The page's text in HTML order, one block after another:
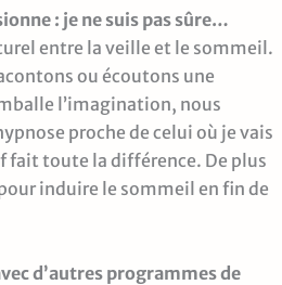
: je ne suis pas sûre…
entre la veille et le sommeil.
ou écoutons une
l’imagination, nous
proche de celui où je vais
fait toute la différence. De plus
induire le sommeil en fin de
d’autres programmes de